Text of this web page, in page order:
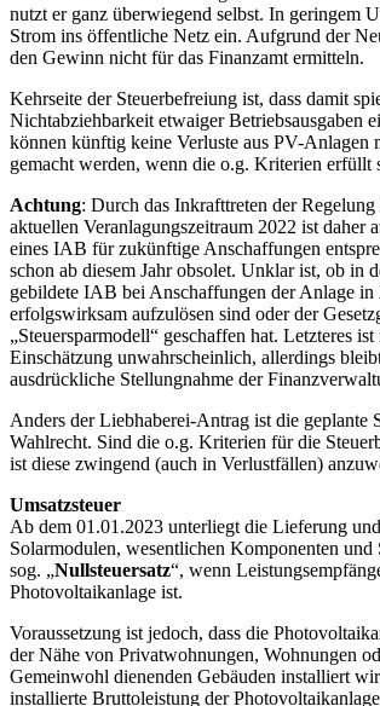
nutzt er ganz überwiegend selbst. In geringem
Strom ins öffentliche Netz ein. Aufgrund der
den Gewinn nicht für das Finanzamt ermitteln.
Kehrseite der Steuerbefreiung ist, dass damit
Nichtabziehbarkeit etwaiger Betriebsausgaben
können künftig keine Verluste aus PV-Anlagen
gemacht werden, wenn die o.g. Kriterien erfüllt
Achtung: Durch das Inkrafttreten der Regelung
aktuellen Veranlagungszeitraum 2022 ist daher
eines IAB für zukünftige Anschaffungen
schon ab diesem Jahr obsolet. Unklar ist, ob in
gebildete IAB bei Anschaffungen der Anlage in
erfolgswirksam aufzulösen sind oder der
„Steuersparmodell“ geschaffen hat. Letzteres ist
Einschätzung unwahrscheinlich, allerdings
ausdrückliche Stellungnahme der
Anders der Liebhaberei-Antrag ist die geplante
Wahlrecht. Sind die o.g. Kriterien für die
ist diese zwingend (auch in Verlustfällen)
Umsatzsteuer
Ab dem 01.01.2023 unterliegt die Lieferung
Solarmodulen, wesentlichen Komponenten und
sog. „Nullsteuersatz“, wenn
Photovoltaikanlage ist.
Voraussetzung ist jedoch, dass die
der Nähe von Privatwohnungen, Wohnungen
Gemeinwohl dienenden Gebäuden installiert
installierte Bruttoleistung der